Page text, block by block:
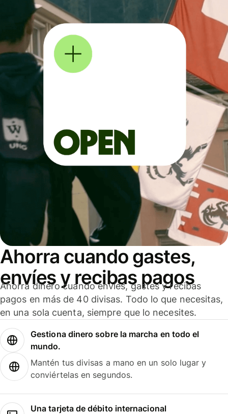
Ahorra cuando gastes,
envíes y recibas pagos
Ahorra dinero cuando envíes, gastes y recibas
pagos en más de 40 divisas. Todo lo que necesitas,
en una sola cuenta, siempre que lo necesites.
Gestiona dinero sobre la marcha en todo el
mundo.
Mantén tus divisas a mano en un solo lugar y
conviértelas en segundos.
Una tarjeta de débito internacional